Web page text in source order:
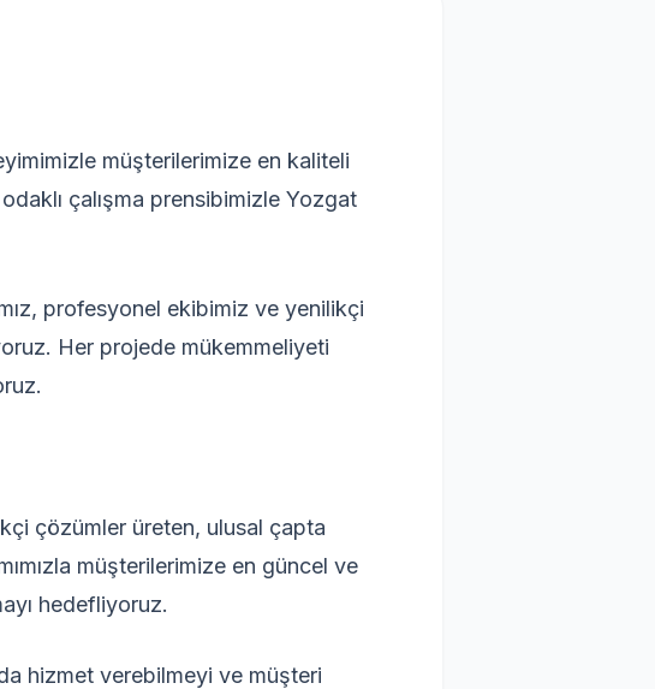
müşterilerimize en kaliteli
çalışma prensibimizle Yozgat
profesyonel ekibimiz ve yenilikçi
Her projede mükemmeliyeti
çözümler üreten, ulusal çapta
müşterilerimize en güncel ve
hedefliyoruz.
hizmet verebilmeyi ve müşteri